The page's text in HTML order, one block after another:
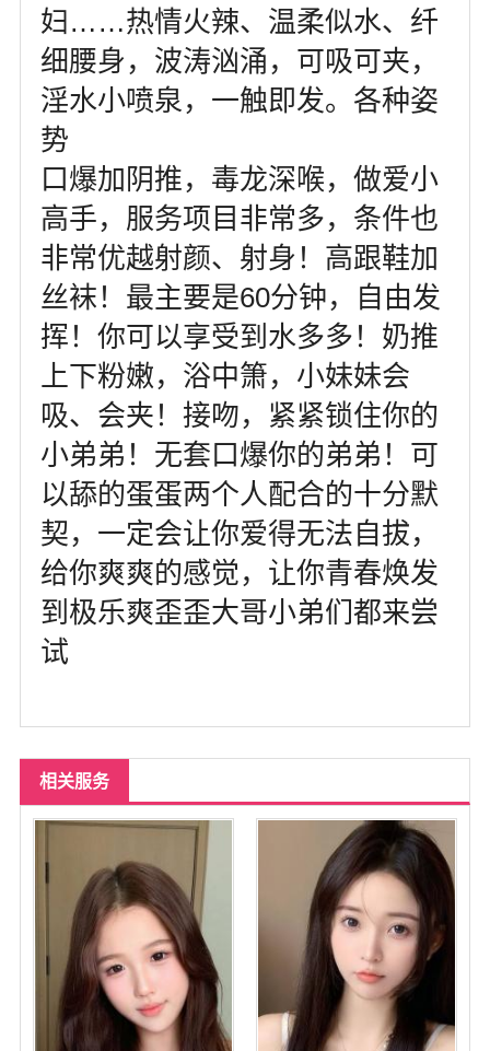
菲尼克斯
妇……热情火辣、温柔似水、纤
细腰身，波涛汹涌，可吸可夹，
淫水小喷泉，一触即发。各种姿
势
口爆加阴推，毒龙深喉，做爱小
高手，服务项目非常多，条件也
非常优越射颜、射身！高跟鞋加
丝袜！最主要是60分钟，自由发
挥！你可以享受到水多多！奶推
上下粉嫩，浴中箫，小妹妹会
吸、会夹！接吻，紧紧锁住你的
小弟弟！无套口爆你的弟弟！可
以舔的蛋蛋两个人配合的十分默
契，一定会让你爱得无法自拔，
给你爽爽的感觉，让你青春焕发
到极乐爽歪歪大哥小弟们都来尝
试
相关服务